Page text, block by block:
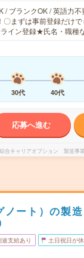
/ ブランクOK / 英語力不
まずは事前登録だけ
イン登録★氏名・職種
30代 40代
応募へ進む
合キャリアオプション 製造事業
ノート）の製
途支給あり 土日祝日が